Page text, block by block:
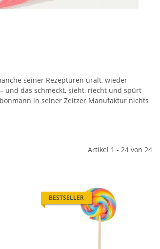
seiner Rezepturen uralt, wieder
und das schmeckt, sieht, riecht und spürt
in seiner Zeitzer Manufaktur nichts
Artikel 1 - 24 von 24
BESTSELLER